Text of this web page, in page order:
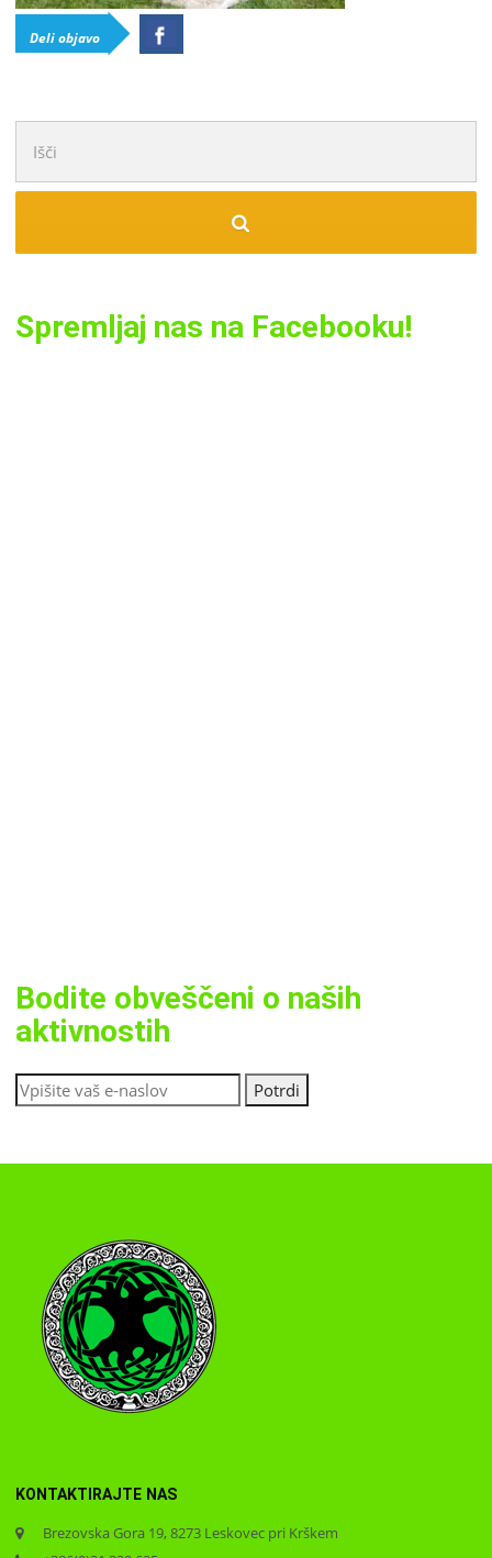
Deli objavo
Spremljaj nas na Facebooku!
Bodite obveščeni o naših
aktivnostih
KONTAKTIRAJTE NAS
Brezovska Gora 19, 8273 Leskovec pri Krškem